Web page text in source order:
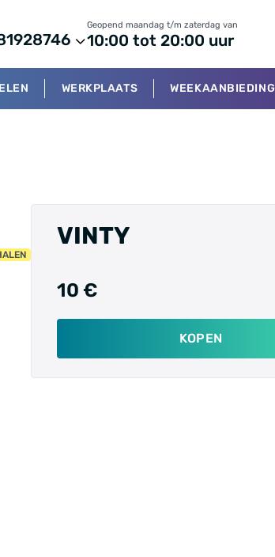
Geopend maandag t/m zaterdag van
10:00 tot 20:00 uur
WERKPLAATS WEEKAANBIEDING
VINTY
10 €
KOPEN